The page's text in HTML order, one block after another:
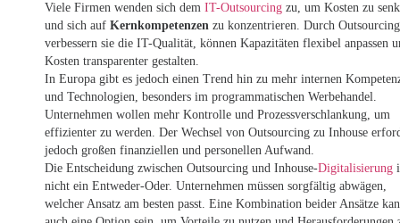
Viele Firmen wenden sich dem IT-Outsourcing zu, um Kosten zu
und sich auf Kernkompetenzen zu konzentrieren. Durch Outsourcing
verbessern sie die IT-Qualität, können Kapazitäten flexibel anpassen
Kosten transparenter gestalten.
In Europa gibt es jedoch einen Trend hin zu mehr internen
und Technologien, besonders im programmatischen Werbehandel.
Unternehmen wollen mehr Kontrolle und Prozessverschlankung, um
effizienter zu werden. Der Wechsel von Outsourcing zu Inhouse
jedoch großen finanziellen und personellen Aufwand.
Die Entscheidung zwischen Outsourcing und Inhouse-Digitalisierung
nicht ein Entweder-Oder. Unternehmen müssen sorgfältig abwägen,
welcher Ansatz am besten passt. Eine Kombination beider Ansätze